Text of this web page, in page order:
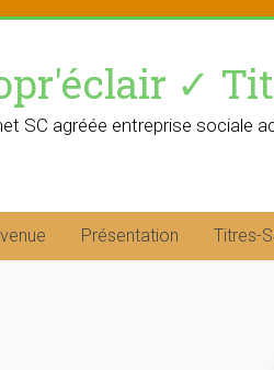
✓
SC agréée entreprise sociale
Présentation Titres-